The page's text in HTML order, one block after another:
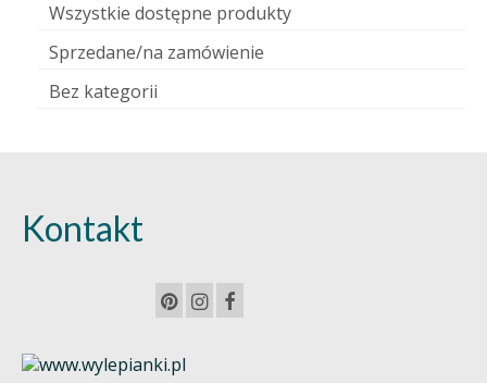
Wszystkie dostępne produkty
Sprzedane/na zamówienie
Bez kategorii
Kontakt